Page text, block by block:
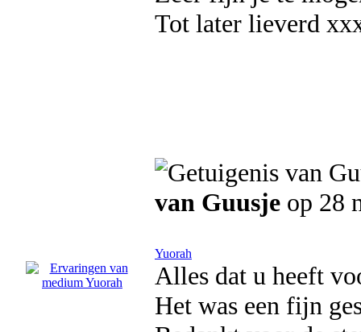
Tot later lieverd
van Guusje op 28
Yuorah
Alles dat u heeft
Het was een fijn